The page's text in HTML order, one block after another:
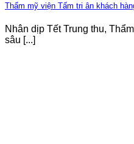
Thẩm mỹ viện Tấm tri ân khách
Nhân dịp Tết Trung thu,
sâu [...]